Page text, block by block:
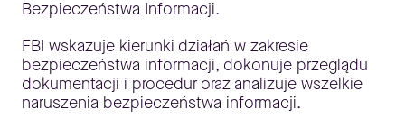
Bezpieczeństwa Informacji.
FBI wskazuje kierunki działań w zakresie
bezpieczeństwa informacji, dokonuje przeglądu
dokumentacji i procedur oraz analizuje wszelkie
naruszenia bezpieczeństwa informacji.